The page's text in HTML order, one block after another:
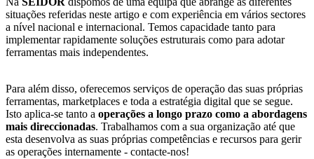
situações referidas neste artigo e com experiência em vários sectores
a nível nacional e internacional. Temos capacidade tanto para
implementar rapidamente soluções estruturais como para adotar
ferramentas mais independentes.
Para além disso, oferecemos serviços de operação das suas próprias
ferramentas, marketplaces e toda a estratégia digital que se segue.
Isto aplica-se tanto a operações a longo prazo como a abordagens
mais direccionadas. Trabalhamos com a sua organização até que
esta desenvolva as suas próprias competências e recursos para gerir
as operações internamente - contacte-nos!